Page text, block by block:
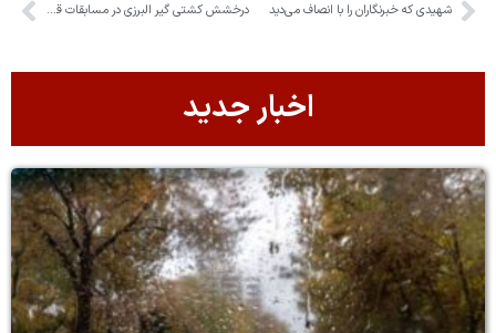
شهیدی که خبرنگاران را با انصاف می‌دید درخشش کشتی گیر البرزی در مسابقات قهرمانی کشور
اخبار جدید